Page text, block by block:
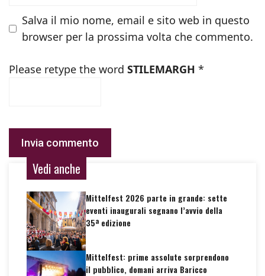
Salva il mio nome, email e sito web in questo
browser per la prossima volta che commento.
Please retype the word STILEMARGH *
Vedi anche
Mittelfest 2026 parte in grande: sette
eventi inaugurali segnano l’avvio della
35ª edizione
Mittelfest: prime assolute sorprendono
il pubblico, domani arriva Baricco